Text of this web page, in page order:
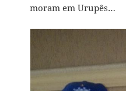
moram em Urupês…